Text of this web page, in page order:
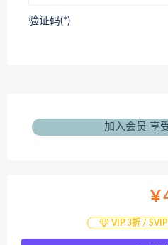
验证码(*)
加入会员 享
￥
VIP 3折 /